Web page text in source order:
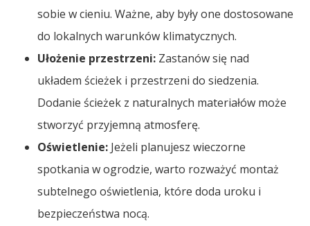
sobie w cieniu. Ważne, aby były one dostosowane
do lokalnych warunków klimatycznych.
Ułożenie przestrzeni: Zastanów się nad
układem ścieżek i przestrzeni do siedzenia.
Dodanie ścieżek z naturalnych materiałów może
stworzyć przyjemną atmosferę.
Oświetlenie: Jeżeli planujesz wieczorne
spotkania w ogrodzie, warto rozważyć montaż
subtelnego oświetlenia, które doda uroku i
bezpieczeństwa nocą.